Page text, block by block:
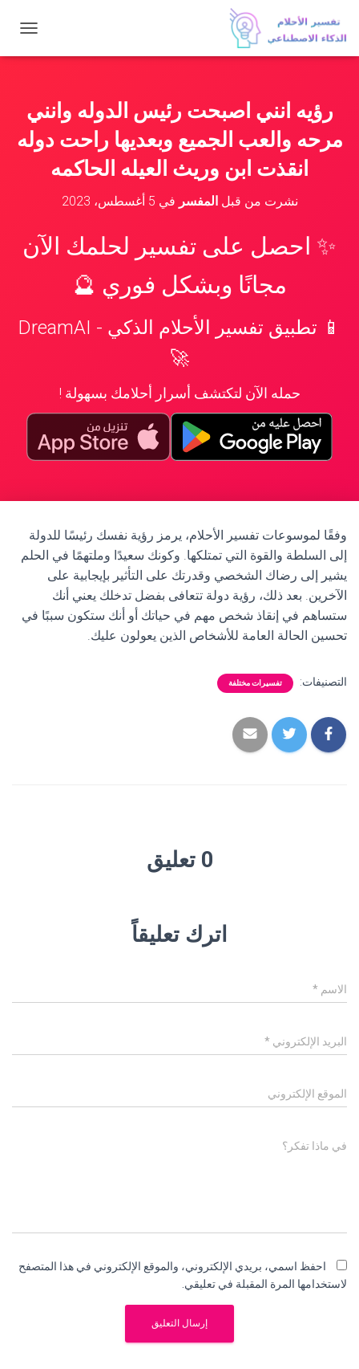
ب
ا
ت
رؤيه انني اصبحت رئيس الدوله وانني
مرحه والعب الجميع وبعديها راحت دوله
انقذت ابن وريث العيله الحاكمه
نشرت من قبلالمفسر في 5 أغسطس، 2023
✨ احصل على تفسير لحلمك الآن
مجانًا وبشكل فوري 🔮
📱 تطبيق تفسير الأحلام الذكي - DreamAI
🚀
حمله الآن لتكتشف أسرار أحلامك بسهولة !
وفقًا لموسوعات تفسير الأحلام، يرمز رؤية نفسك رئيسًا للدولة
إلى السلطة والقوة التي تمتلكها. وكونك سعيدًا وملتهمًا في الحلم
يشير إلى رضاك الشخصي وقدرتك على التأثير بإيجابية على
الآخرين. بعد ذلك، رؤية دولة تتعافى بفضل تدخلك يعني أنك
ستساهم في إنقاذ شخص مهم في حياتك أو أنك ستكون سببًا في
تحسين الحالة العامة للأشخاص الذين يعولون عليك.
التصنيفات: تفسيرات مختلفة
0 تعليق
اترك تعليقاً
الاسم *
البريد الإلكتروني *
الموقع الإلكتروني
في ماذا تفكر؟
احفظ اسمي، بريدي الإلكتروني، والموقع الإلكتروني في هذا المتصفح
لاستخدامها المرة المقبلة في تعليقي.